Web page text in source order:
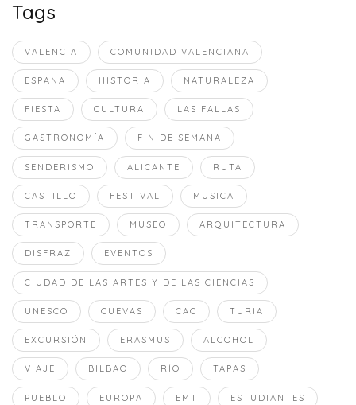
Tags
VALENCIA COMUNIDAD VALENCIANA
ESPAÑA HISTORIA NATURALEZA
FIESTA CULTURA LAS FALLAS
GASTRONOMÍA FIN DE SEMANA
SENDERISMO ALICANTE RUTA
CASTILLO FESTIVAL MUSICA
TRANSPORTE MUSEO ARQUITECTURA
DISFRAZ EVENTOS
CIUDAD DE LAS ARTES Y DE LAS CIENCIAS
UNESCO CUEVAS CAC TURIA
EXCURSIÓN ERASMUS ALCOHOL
VIAJE BILBAO RÍO TAPAS
PUEBLO EUROPA EMT ESTUDIANTES